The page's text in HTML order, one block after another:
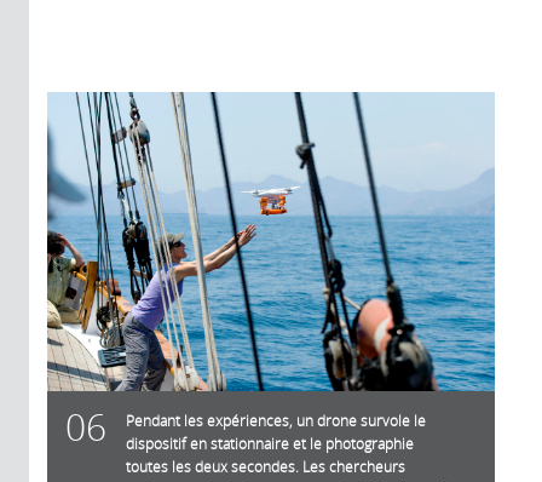
06
Pendant les expériences, un drone survole le
dispositif en stationnaire et le photographie
toutes les deux secondes. Les chercheurs